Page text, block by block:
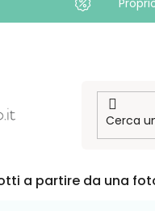
a partire da una